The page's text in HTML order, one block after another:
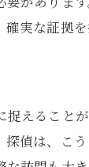
する画期的
実な証拠を
えること
偵は、こ